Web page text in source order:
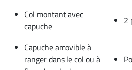
Col montant avec
capuche
2
Capuche amovible à
ranger dans le col ou à